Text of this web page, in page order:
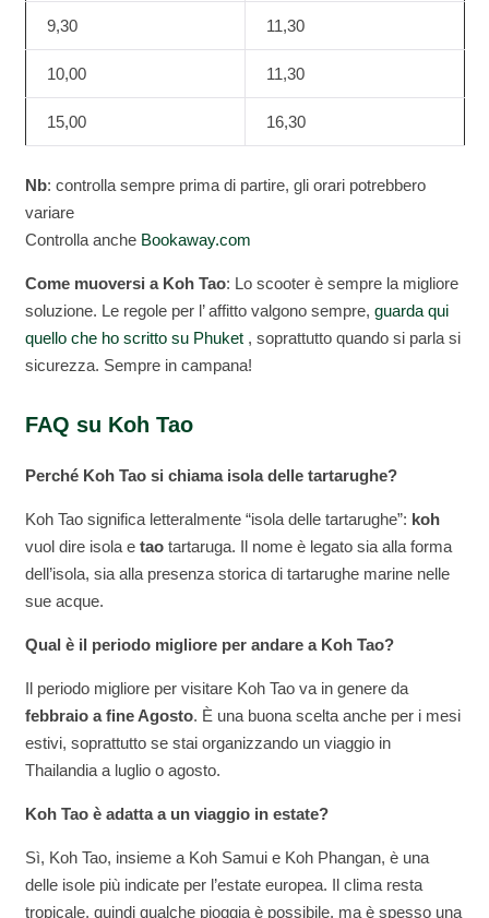
9,30 11,30
10,00 11,30
15,00 16,30
Nb: controlla sempre prima di partire, gli orari potrebbero
variare
Controlla anche Bookaway.com
Come muoversi a Koh Tao: Lo scooter è sempre la migliore
soluzione. Le regole per l’ affitto valgono sempre, guarda qui
quello che ho scritto su Phuket , soprattutto quando si parla si
sicurezza. Sempre in campana!
FAQ su Koh Tao
Perché Koh Tao si chiama isola delle tartarughe?
Koh Tao significa letteralmente “isola delle tartarughe”: koh
vuol dire isola e taotartaruga. Il nome è legato sia alla forma
dell’isola, sia alla presenza storica di tartarughe marine nelle
sue acque.
Qual è il periodo migliore per andare a Koh Tao?
Il periodo migliore per visitare Koh Tao va in genere da
febbraio a fine Agosto. È una buona scelta anche per i mesi
estivi, soprattutto se stai organizzando un viaggio in
Thailandia a luglio o agosto.
Koh Tao è adatta a un viaggio in estate?
Sì, Koh Tao, insieme a Koh Samui e Koh Phangan, è una
delle isole più indicate per l’estate europea. Il clima resta
tropicale, quindi qualche pioggia è possibile, ma è spesso una